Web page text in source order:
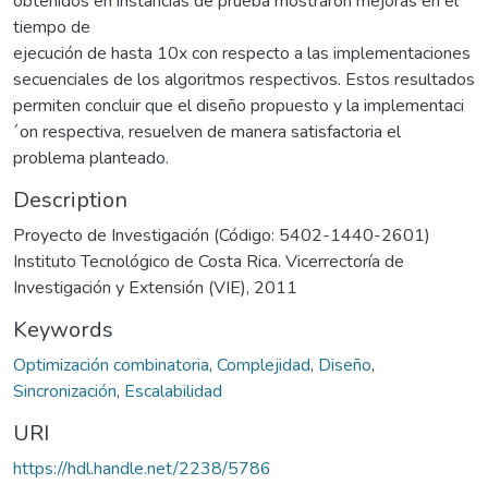
tiempo de
ejecución de hasta 10x con respecto a las implementaciones
secuenciales de los algoritmos respectivos. Estos resultados
permiten concluir que el diseño propuesto y la implementaci
´on respectiva, resuelven de manera satisfactoria el
problema planteado.
Description
Proyecto de Investigación (Código: 5402-1440-2601)
Instituto Tecnológico de Costa Rica. Vicerrectoría de
Investigación y Extensión (VIE), 2011
Keywords
Optimización combinatoria, Complejidad, Diseño,
Sincronización, Escalabilidad
URI
https://hdl.handle.net/2238/5786